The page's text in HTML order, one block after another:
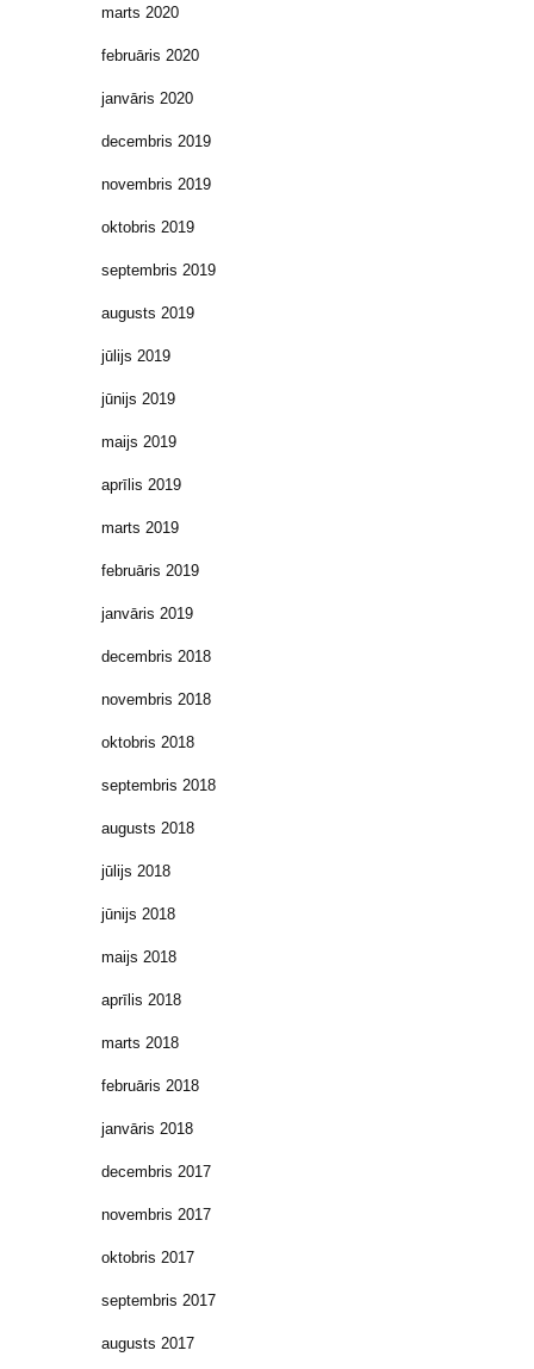
marts 2020
februāris 2020
janvāris 2020
decembris 2019
novembris 2019
oktobris 2019
septembris 2019
augusts 2019
jūlijs 2019
jūnijs 2019
maijs 2019
aprīlis 2019
marts 2019
februāris 2019
janvāris 2019
decembris 2018
novembris 2018
oktobris 2018
septembris 2018
augusts 2018
jūlijs 2018
jūnijs 2018
maijs 2018
aprīlis 2018
marts 2018
februāris 2018
janvāris 2018
decembris 2017
novembris 2017
oktobris 2017
septembris 2017
augusts 2017